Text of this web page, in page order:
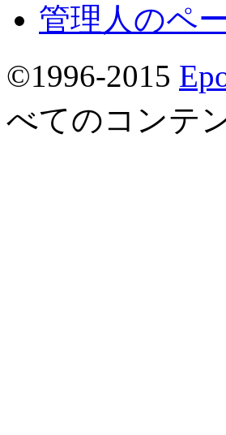
管理人のペ
©1996-2015
べてのコンテ